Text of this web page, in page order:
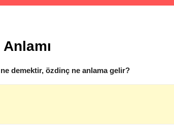
demektir, özdinç ne anlama gelir?